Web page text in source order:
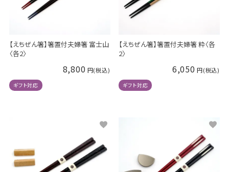
【えちぜん箸】箸置付夫婦箸 富士山
〈各2〉
8,800
ギフト対応
【えちぜん箸】箸置付夫婦箸 粋〈各
2〉
6,050
ギフト対応